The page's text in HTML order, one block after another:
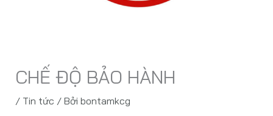
CHẾ ĐỘ BẢO HÀNH
/ Tin tức / Bởi bontamkcg